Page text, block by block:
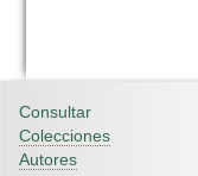
Consultar
Colecciones
Autores